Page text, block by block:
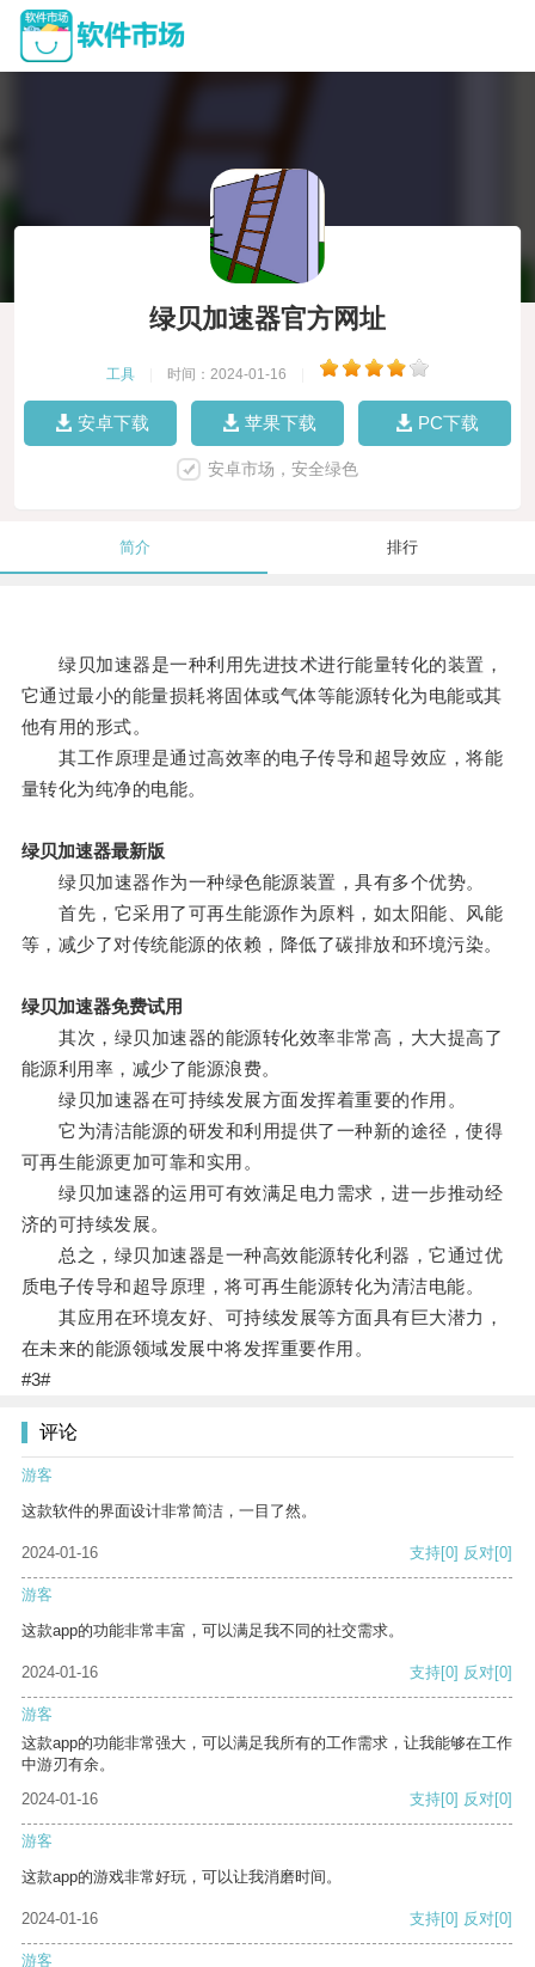
绿贝加速器官方网址
工具 时间：2024-01-16
安卓下载 苹果下载 PC下载
安卓市场，安全绿色
简介 排行
绿贝加速器是一种利用先进技术进行能量转化的装置，
它通过最小的能量损耗将固体或气体等能源转化为电能或其
他有用的形式。
其工作原理是通过高效率的电子传导和超导效应，将能
量转化为纯净的电能。
绿贝加速器最新版
绿贝加速器作为一种绿色能源装置，具有多个优势。
首先，它采用了可再生能源作为原料，如太阳能、风能
等，减少了对传统能源的依赖，降低了碳排放和环境污染。
绿贝加速器免费试用
其次，绿贝加速器的能源转化效率非常高，大大提高了
能源利用率，减少了能源浪费。
绿贝加速器在可持续发展方面发挥着重要的作用。
它为清洁能源的研发和利用提供了一种新的途径，使得
可再生能源更加可靠和实用。
绿贝加速器的运用可有效满足电力需求，进一步推动经
济的可持续发展。
总之，绿贝加速器是一种高效能源转化利器，它通过优
质电子传导和超导原理，将可再生能源转化为清洁电能。
其应用在环境友好、可持续发展等方面具有巨大潜力，
在未来的能源领域发展中将发挥重要作用。
#3#
评论
游客
这款软件的界面设计非常简洁，一目了然。
2024-01-16 支持[0] 反对[0]
游客
这款app的功能非常丰富，可以满足我不同的社交需求。
2024-01-16 支持[0] 反对[0]
游客
这款app的功能非常强大，可以满足我所有的工作需求，让我能够在工作
中游刃有余。
2024-01-16
支持[0] 反对[0]
游客
这款app的游戏非常好玩，可以让我消磨时间。
2024-01-16 支持[0] 反对[0]
游客